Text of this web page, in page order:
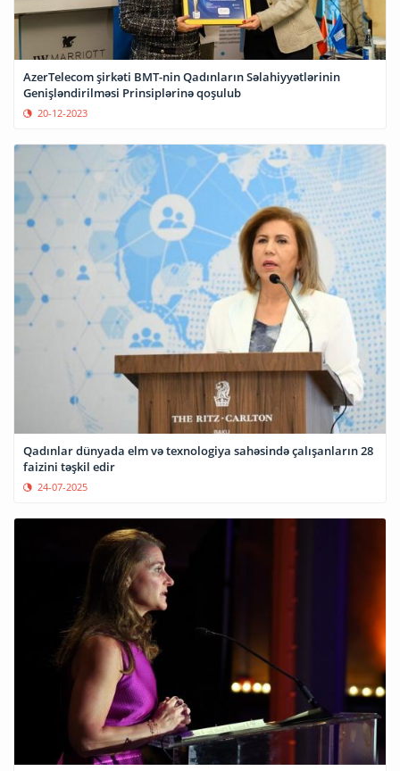
AzerTelecom şirkəti BMT-nin Qadınların Səlahiyyətlərinin
20-12-2023
Qadınlar dünyada elm və texnologiya sahəsində çalışanların 28
faizini təşkil edir
24-07-2025